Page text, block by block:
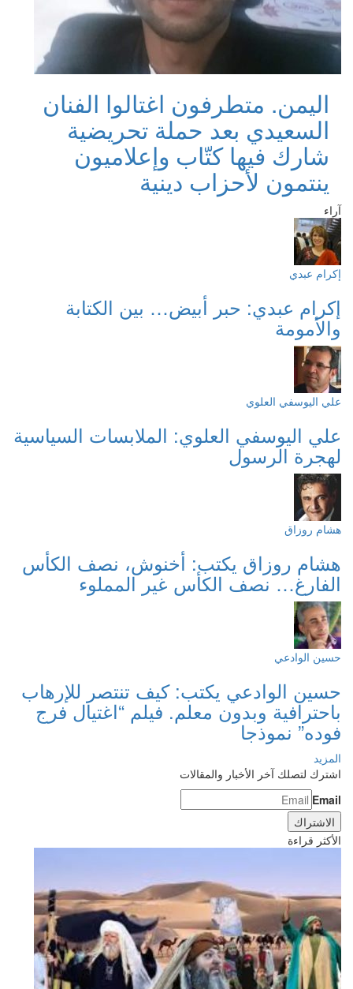
اليمن. متطرفون اغتالوا الفنان
السعيدي بعد حملة تحريضية
شارك فيها كتّاب وإعلاميون
ينتمون لأحزاب دينية
آراء
إكرام عبدي
إكرام عبدي: حبر أبيض… بين الكتابة
والأمومة
علي اليوسفي العلوي
علي اليوسفي العلوي: الملابسات السياسية
لهجرة الرسول
هشام روزاق
هشام روزاق يكتب: أخنوش، نصف الكأس
الفارغ… نصف الكأس غير المملوء
حسين الوادعي
حسين الوادعي يكتب: كيف تنتصر للإرهاب
باحترافية وبدون معلم. فيلم “اغتيال فرج
فوده” نموذجا
المزيد
اشترك لتصلك آخر الأخبار والمقالات
Email
الأكثر قراءة